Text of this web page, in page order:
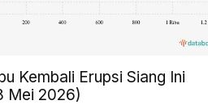
Kembali Erupsi Siang Ini
Mei 2026)